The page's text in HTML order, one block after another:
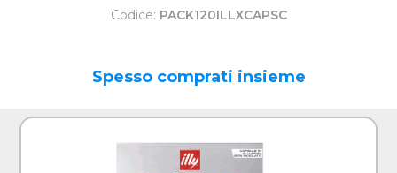
Codice: PACK120ILLXCAPSC
Spesso comprati insieme